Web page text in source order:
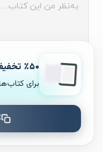
نظری
٪۵۰ تخفیف ویژۀ اولین خرید
برای